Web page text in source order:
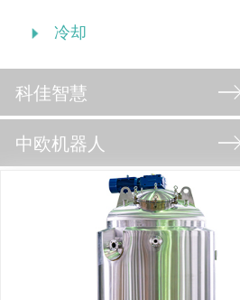
冷却
科佳智慧
中欧机器人